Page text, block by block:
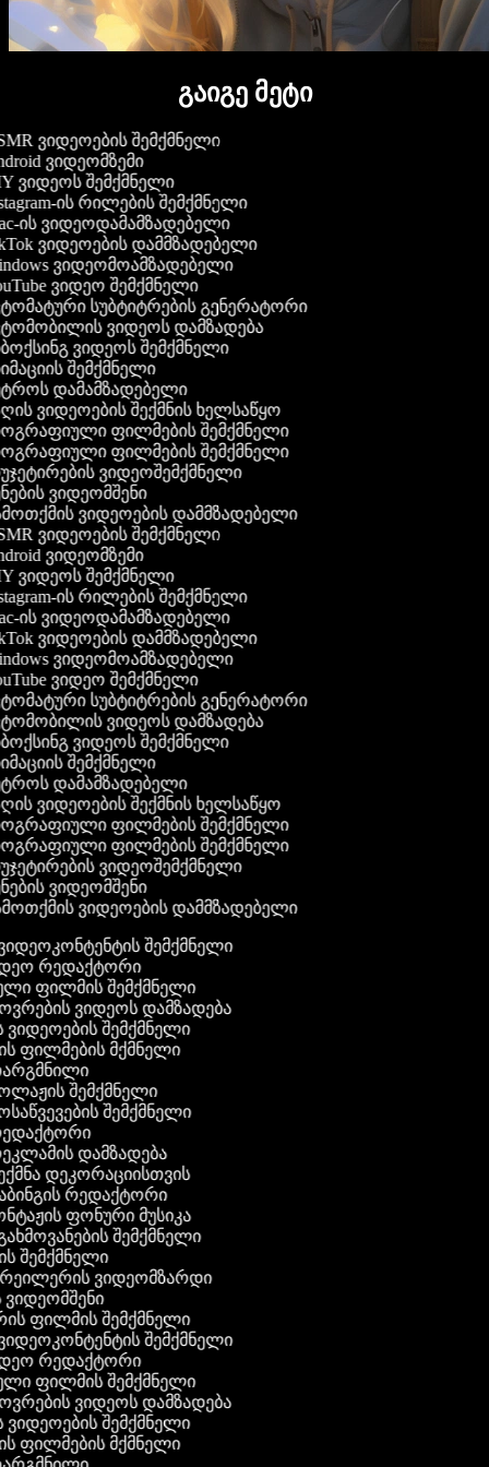
გაიგე მეტი
ვიდეოების შემქმნელი
ვიდეომზემი
ვიდეოს შემქმნელი
ის რილების შემქმნელი
ის ვიდეოდამამზადებელი
ვიდეოების დამმზადებელი
ვიდეომოამზადებელი
ვიდეო შემქმნელი
სუბტიტრების გენერატორი
ვიდეოს დამზადება
ვიდეოს შემქმნელი
შემქმნელი
დამამზადებელი
ვიდეოების შექმნის ხელსაწყო
ფილმების შემქმნელი
ფილმების შემქმნელი
ვიდეოშემქმნელი
ვიდეომშენი
ვიდეოების დამმზადებელი
ვიდეოების შემქმნელი
ვიდეომზემი
ვიდეოს შემქმნელი
ის რილების შემქმნელი
ის ვიდეოდამამზადებელი
ვიდეოების დამმზადებელი
ვიდეომოამზადებელი
ვიდეო შემქმნელი
სუბტიტრების გენერატორი
ვიდეოს დამზადება
ვიდეოს შემქმნელი
შემქმნელი
დამამზადებელი
ვიდეოების შექმნის ხელსაწყო
ფილმების შემქმნელი
ფილმების შემქმნელი
ვიდეოშემქმნელი
ვიდეომშენი
ვიდეოების დამმზადებელი
ვიდეოკონტენტის შემქმნელი
რედაქტორი
ფილმის შემქმნელი
ვიდეოს დამზადება
ვიდეოების შემქმნელი
ფილმების მქმნელი
შემქმნელი
შემქმნელი
დამზადება
დეკორაციისთვის
რედაქტორი
ფონური მუსიკა
შემქმნელი
შემქმნელი
ვიდეომზარდი
ვიდეომშენი
ფილმის შემქმნელი
ვიდეოკონტენტის შემქმნელი
რედაქტორი
ფილმის შემქმნელი
ვიდეოს დამზადება
ვიდეოების შემქმნელი
ფილმების მქმნელი